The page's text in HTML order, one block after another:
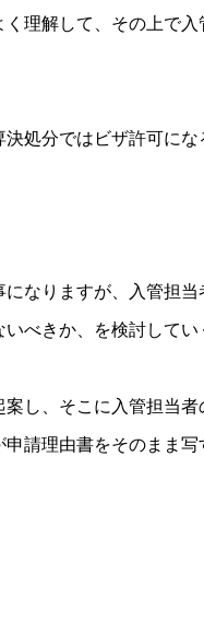
理解して、その上で
処分ではビザ許可にな
なりますが、入管担
べきか、を検討してい
し、そこに入管担当
請理由書をそのまま